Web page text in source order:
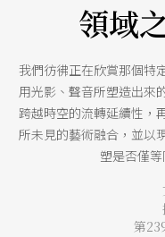
領域
我們彷彿正在欣賞那個特
用光影、聲音所塑造出來
跨越時空的流轉延續性，
所未見的藝術融合，並以
塑是否僅
第